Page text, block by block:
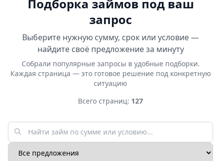
Подборка займов под ваш
запрос
Выберите нужную сумму, срок или условие —
найдите своё предложение за минуту
Собрали популярные запросы в удобные подборки.
Каждая страница — это готовое решение под конкретную
ситуацию
Всего страниц: 127